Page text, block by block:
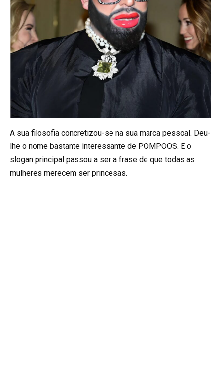
A sua filosofia concretizou-se na sua marca pessoal. Deu-
lhe o nome bastante interessante de POMPOOS. E o
slogan principal passou a ser a frase de que todas as
mulheres merecem ser princesas.